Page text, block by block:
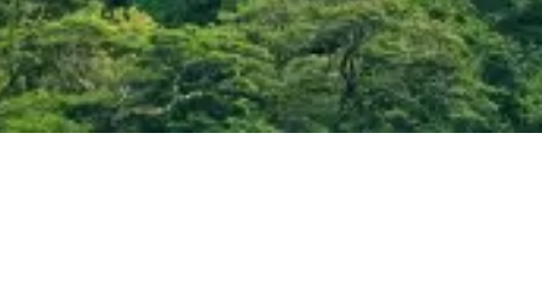
关怀地球的文明的路径
在众多杰出伙伴的支持下，我们的影像与艺术作品已触达数百
万人——遍及世界各地的博物馆、课堂、电影与社交信息流。